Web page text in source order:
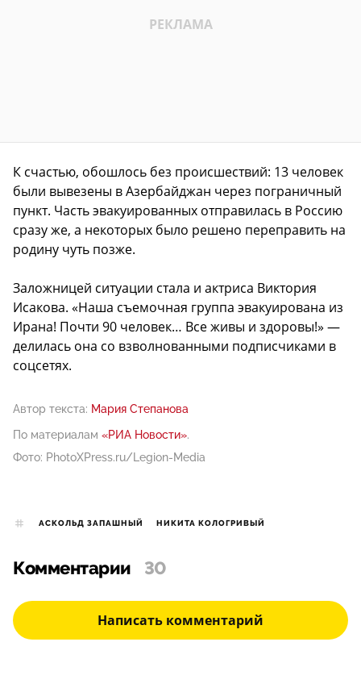
К счастью, обошлось без происшествий: 13 человек
были вывезены в Азербайджан через пограничный
пункт. Часть эвакуированных отправилась в Россию
сразу же, а некоторых было решено переправить на
родину чуть позже.
Заложницей ситуации стала и актриса Виктория
Исакова. «Наша съемочная группа эвакуирована из
Ирана! Почти 90 человек… Все живы и здоровы!» —
делилась она со взволнованными подписчиками в
соцсетях.
Автор текста: Мария Степанова
По материалам «РИА Новости».
Фото: PhotoXPress.ru/Legion-Media
АСКОЛЬД ЗАПАШНЫЙ НИКИТА КОЛОГРИВЫЙ
Комментарии 30
Написать комментарий